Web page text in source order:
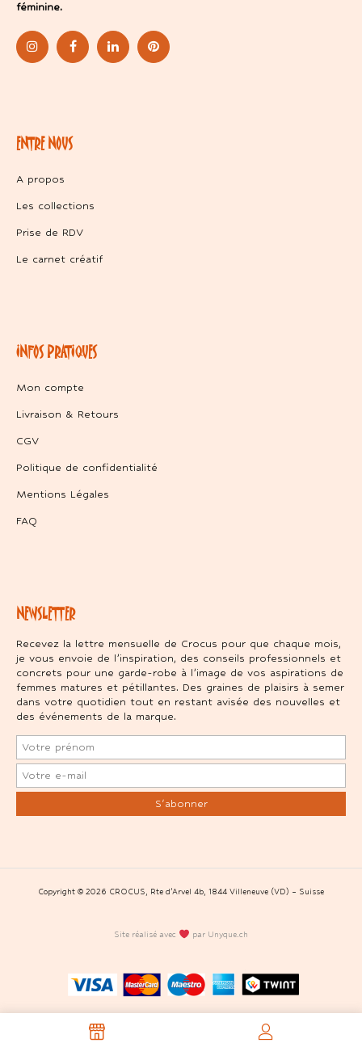
féminine.
ENTRE NOUS
A propos
Les collections
Prise de RDV
Le carnet créatif
INFOS PRATIQUES
Mon compte
Livraison & Retours
CGV
Politique de confidentialité
Mentions Légales
FAQ
NEWSLETTER
Recevez la lettre mensuelle de Crocus pour que chaque mois,
je vous envoie de l’inspiration, des conseils professionnels et
concrets pour une garde-robe à l’image de vos aspirations de
femmes matures et pétillantes. Des graines de plaisirs à semer
dans votre quotidien tout en restant avisée des nouvelles et
des événements de la marque.
Copyright © 2026 CROCUS, Rte d’Arvel 4b, 1844 Villeneuve (VD) – Suisse
Site réalisé avec par Unyque.ch